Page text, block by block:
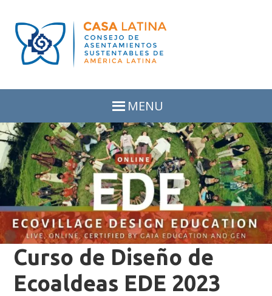
primary
navigation
main
content
MENU
Curso de Diseño de
Ecoaldeas EDE 2023